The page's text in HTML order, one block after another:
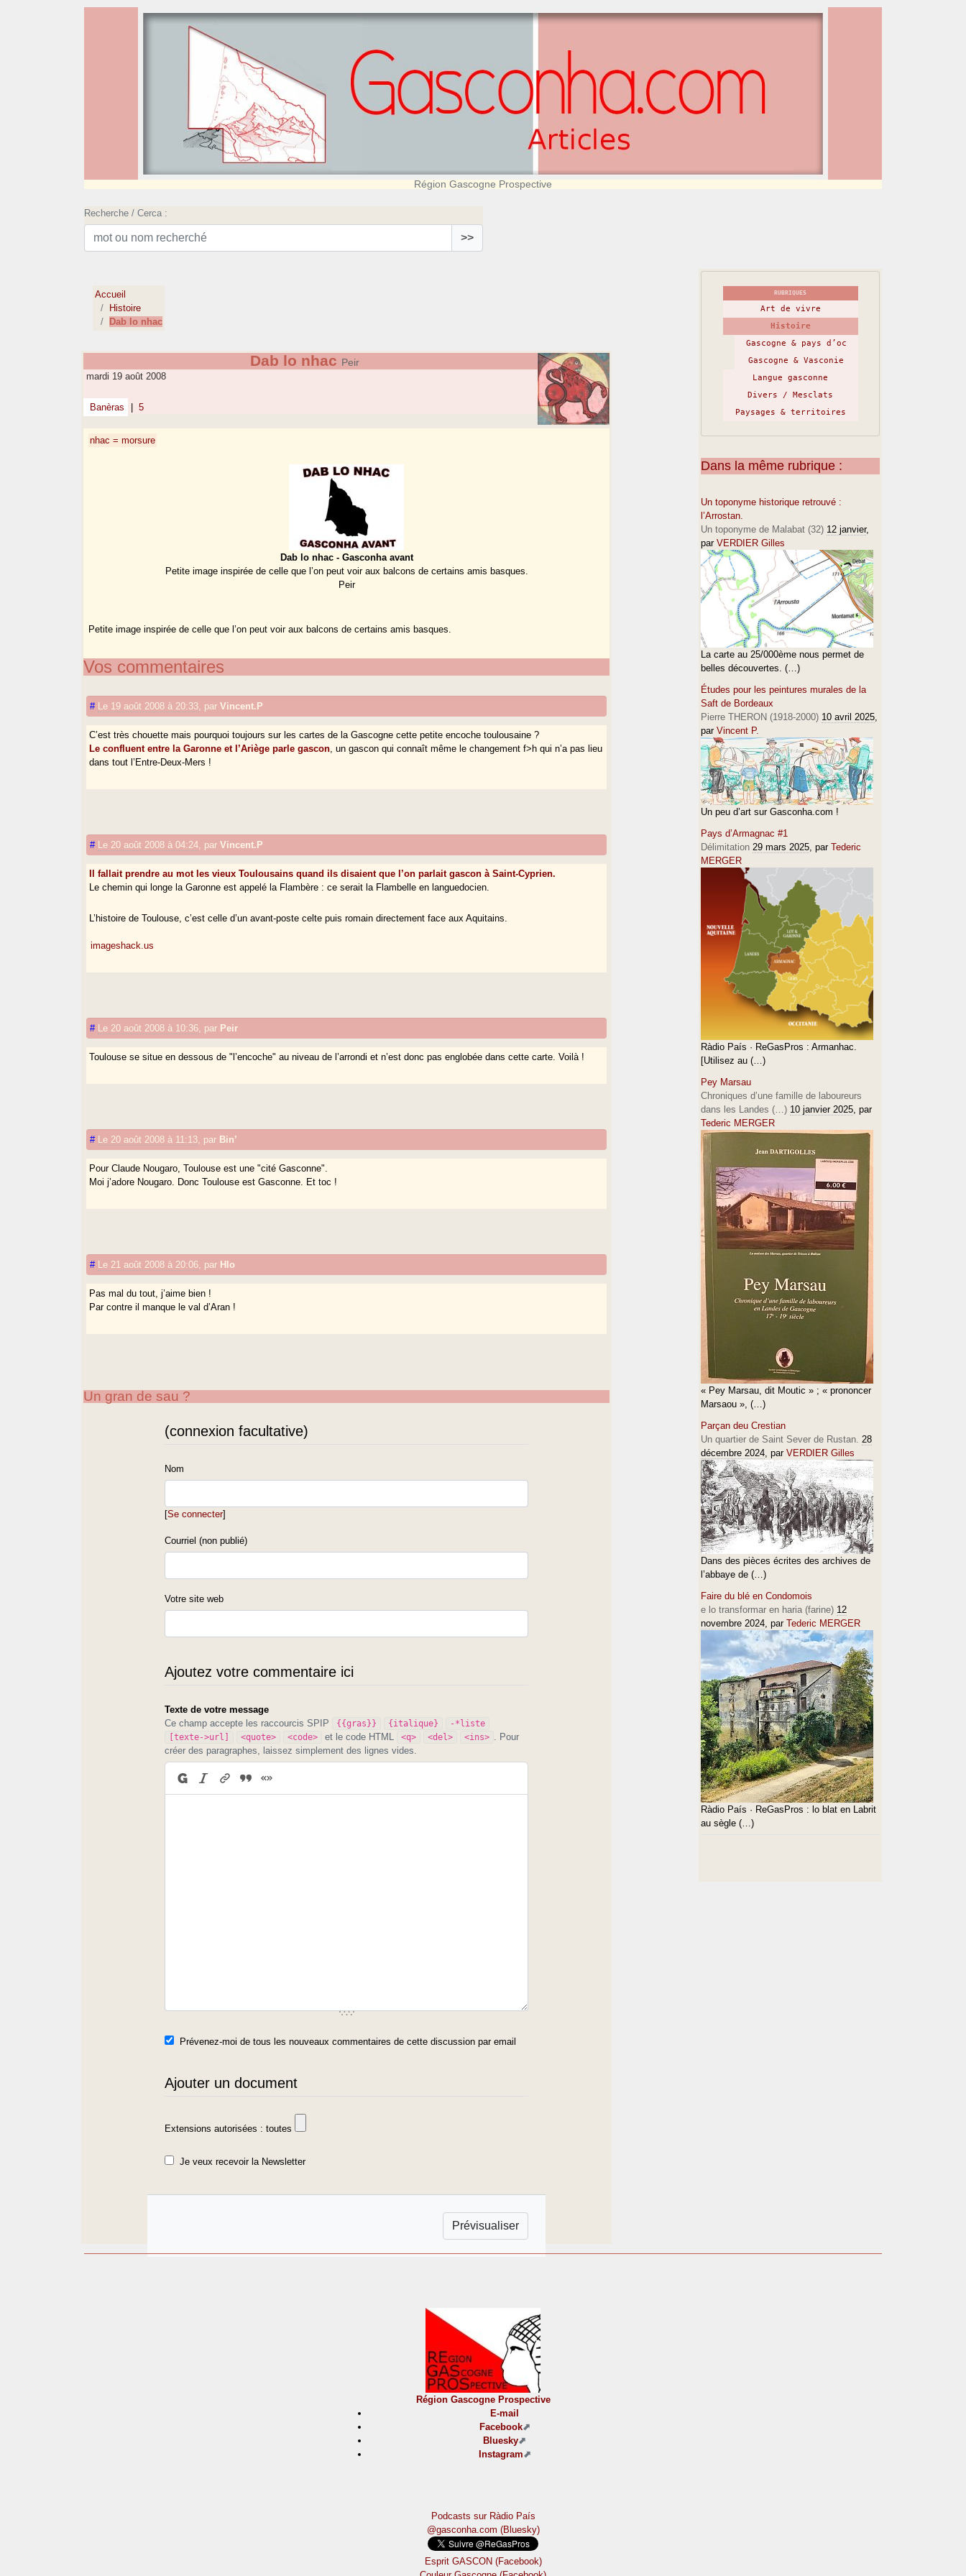
Région Gascogne Prospective
Recherche / Cerca :
>>
Accueil
Histoire
Dab lo nhac
Dab lo nhac Peir
mardi 19 août 2008
Banèras 5
nhac = morsure
Dab lo nhac - Gasconha avant
Petite image inspirée de celle que l’on peut voir aux balcons de certains amis basques.
Peir
Petite image inspirée de celle que l’on peut voir aux balcons de certains amis basques.
Vos commentaires
# Le 19 août 2008 à 20:33 parVincent.P
C’est très chouette mais pourquoi toujours sur les cartes de la Gascogne cette petite encoche toulousaine ?
Le confluent entre la Garonne et l’Ariège parle gascon , un gascon qui connaît même le changement f>h qui n’a pas lieu
dans tout l’Entre-Deux-Mers !
# Le 20 août 2008 à 04:24 parVincent.P
Il fallait prendre au mot les vieux Toulousains quand ils disaient que l’on parlait gascon à Saint-Cyprien.
Le chemin qui longe la Garonne est appelé la Flambère : ce serait la Flambelle en languedocien.
L’histoire de Toulouse, c’est celle d’un avant-poste celte puis romain directement face aux Aquitains.
imageshack.us
# Le 20 août 2008 à 10:36 par Peir
Toulouse se situe en dessous de "l’encoche" au niveau de l’arrondi et n’est donc pas englobée dans cette carte. Voilà !
# Le 20 août 2008 à 11:13 par Bin’
Pour Claude Nougaro, Toulouse est une "cité Gasconne".
Moi j’adore Nougaro. Donc Toulouse est Gasconne. Et toc !
# Le 21 août 2008 à 20:06 par Hlo
Pas mal du tout, j’aime bien !
Par contre il manque le val d’Aran !
Un gran de sau ?
(connexion facultative)
Nom
[Se connecter]
Courriel (non publié)
Votre site web
Ajoutez votre commentaire ici
Texte de votre message
Ce champ accepte les raccourcis SPIP
{{gras}} {italique}
-*liste
[texte->url]
<quote> <code> et le code HTML <q> <del> <ins>
. Pour
créer des paragraphes, laissez simplement des lignes vides.
Prévenez-moi de tous les nouveaux commentaires de cette discussion par email
Ajouter un document
Extensions autorisées : toutes
Je veux recevoir la Newsletter
RUBRIQUES
Art de vivre
Histoire
Gascogne & pays d’oc
Gascogne & Vasconie
Langue gasconne
Divers / Mesclats
Paysages & territoires
Dans la même rubrique :
Un toponyme historique retrouvé :
l’Arrostan.
Un toponyme de Malabat (32) 12 janvier,
par VERDIER Gilles
La carte au 25/000ème nous permet de
belles découvertes. (…)
Études pour les peintures murales de la
Saft de Bordeaux
Pierre THERON (1918-2000) 10 avril 2025,
par Vincent P.
Un peu d’art sur Gasconha.com !
Pays d’Armagnac #1
Délimitation 29 mars 2025, par Tederic
MERGER
Ràdio País · ReGasPros : Armanhac.
[Utilisez au (…)
Pey Marsau
Chroniques d’une famille de laboureurs
dans les Landes (…) 10 janvier 2025, par
Tederic MERGER
« Pey Marsau, dit Moutic » ; « prononcer
Marsaou », (…)
Parçan deu Crestian
Un quartier de Saint Sever de Rustan. 28
décembre 2024, par VERDIER Gilles
Dans des pièces écrites des archives de
l’abbaye de (…)
Faire du blé en Condomois
e lo transformar en haria (farine) 12
novembre 2024, par Tederic MERGER
Ràdio País · ReGasPros : lo blat en Labrit
au sègle (…)
Région Gascogne Prospective
E-mail
Facebook
Bluesky
Instagram
Podcasts sur Ràdio País
@gasconha.com (Bluesky)
Esprit GASCON (Facebook)